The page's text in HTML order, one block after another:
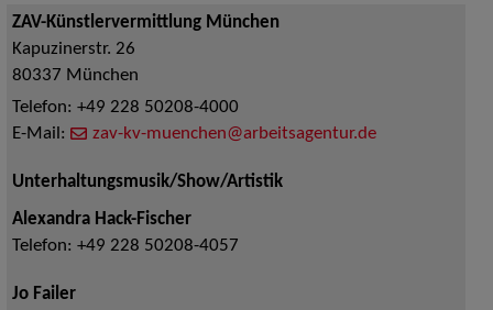
ZAV-Künstlervermittlung München
Kapuzinerstr. 26
80337 München
Telefon: +49 228 50208-4000
E-Mail:
zav-kv-muenchen@arbeitsagentur.de
Unterhaltungsmusik/Show/Artistik
Alexandra Hack-Fischer
Telefon: +49 228 50208-4057
Jo Failer